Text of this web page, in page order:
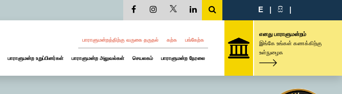
E | සි |
பாராளுமன்றத்திற்கு வருகை தருதல் கற்க பங்கேற்க
பாராளுமன்ற உறுப்பினர்கள் பாராளுமன்ற அலுவல்கள் செயலகம் பாராளுமன்ற நேரலை
எனது பாராளுமன்றம்
இங்கே உங்கள் கணக்கிற்கு
உள்நுழைக